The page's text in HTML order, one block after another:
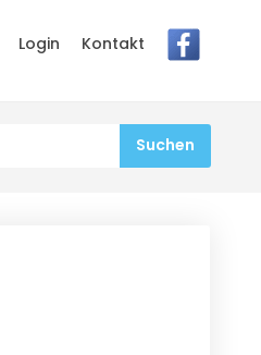
Login Kontakt